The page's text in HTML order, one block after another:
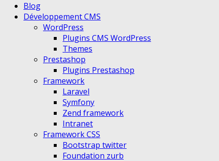
menu
menu
Blog
Développement CMS
WordPress
Plugins CMS WordPress
Themes
Prestashop
Plugins Prestashop
Framework
Laravel
Symfony
Zend framework
Intranet
Framework CSS
Bootstrap twitter
Foundation zurb